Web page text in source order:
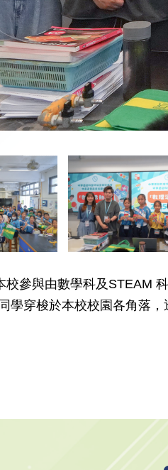
參與由數學科及STEAM
學穿梭於本校校園各角落